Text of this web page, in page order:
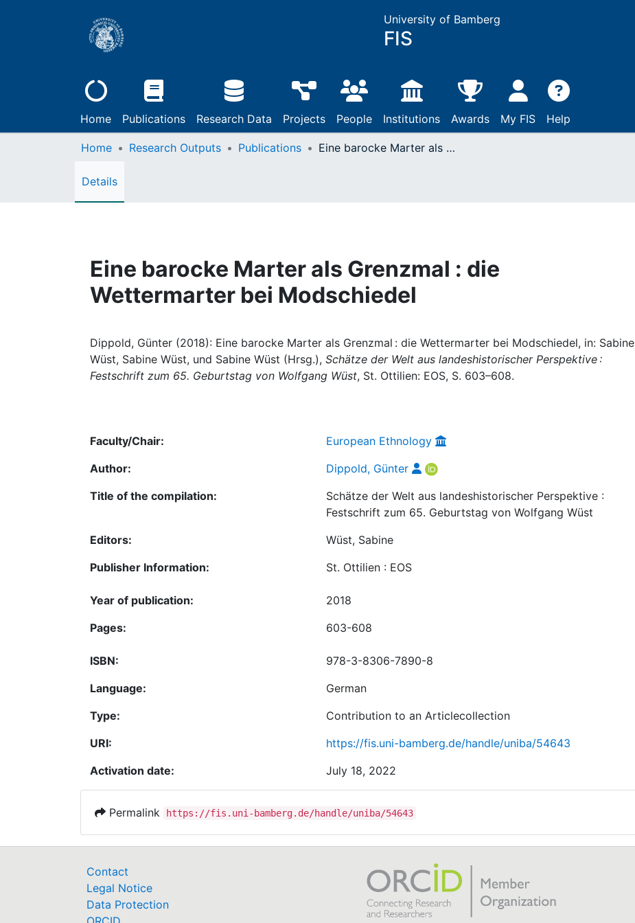
University of Bamberg
FIS
Home Publications Research Data Projects People Institutions Awards My FIS Help
Home Research Outputs Publications Eine barocke Marter als Grenzmal : die Wettermarter bei Modschiedel
Details
Eine barocke Marter als Grenzmal : die
Wettermarter bei Modschiedel
Dippold, Günter (2018): Eine barocke Marter als Grenzmal : die Wettermarter bei Modschiedel, in: Sabine
Wüst, Sabine Wüst, und Sabine Wüst (Hrsg.), Schätze der Welt aus landeshistorischer Perspektive :
Festschrift zum 65. Geburtstag von Wolfgang Wüst, St. Ottilien: EOS, S. 603–608.
Faculty/Chair:
European Ethnology
Author:
Dippold, Günter
Title of the compilation:
Schätze der Welt aus landeshistorischer Perspektive :
Festschrift zum 65. Geburtstag von Wolfgang Wüst
Editors:
Wüst, Sabine
Publisher Information:
St. Ottilien : EOS
Year of publication:
2018
Pages:
603-608
ISBN:
978-3-8306-7890-8
Language:
German
Type:
Contribution to an Articlecollection
URI:
https://fis.uni-bamberg.de/handle/uniba/54643
Activation date:
July 18, 2022
Permalink https://fis.uni-bamberg.de/handle/uniba/54643
Contact
Legal Notice
Data Protection